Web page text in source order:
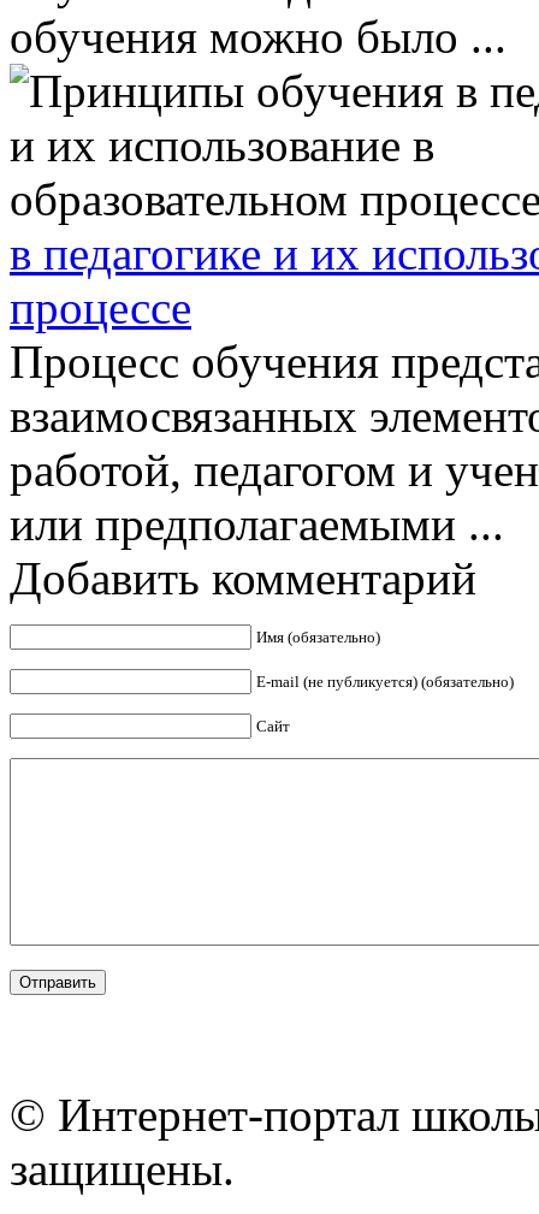
обучения можно было ...
в педагогике и их
процессе
Процесс обучения
взаимосвязанных
работой, педагогом и
или предполагаемыми ...
Добавить комментарий
Имя (обязательно)
E-mail (не публикуется) (обязательно)
Сайт
© Интернет-портал
защищены.